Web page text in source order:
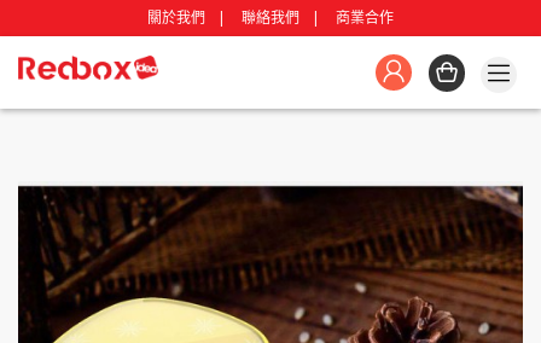
關於我們 聯絡我們 商業合作